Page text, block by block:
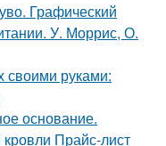
Графический
У. Моррис, О.
своими руками:
основание.
Прайс-лист